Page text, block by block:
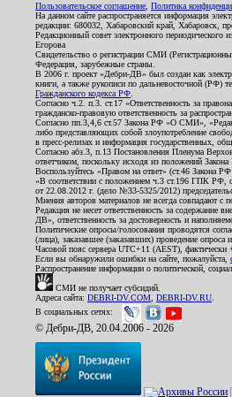
Пользовательское соглашение Политика
На данном сайте распространяется информация
редакции: 680032, Хабаровский край, Хабаровск,
Редакционный совет электронного
Егорова
Свидетельство о регистрации СМИ
Федерация, зарубежные страны.
В 2006 г. проект «Дебри-ДВ» был создан как
книги, а также рукописи по дальневосточной (РФ)
Гражданского кодекса РФ
Согласно ч.2. п.3. ст.17 «Ответственность за
гражданско-правовую ответственность за
Согласно пп.3,4,6 ст.57 Закона РФ «О СМИ»,
либо представляющих собой злоупотребление
в пресс-релизах и информация государственных,
Согласно абз.3, п.13 Постановления Пленума
ответчиком, поскольку исходя из положений
Воспользуйтесь «Правом на ответ» (ст.46 Закона
«В соответствии с положением ч.3 ст.196 ГПК РФ,
от 22.08.2012 г. (дело №33-5325/2012)
Мнения авторов материалов не всегда совпадают с
Редакция не несет ответственность за
ДВ», ответственность за достоверность и
Политические опросы/голосования проводятся
(лица), заказавшее (заказавших) проведение
Часовой пояс сервера UTC+11 (AEST), фактически
Если вы обнаружили ошибки на сайте, пожалуйста,
Распространение информации о политической,
СМИ не получает субсидий.
Адреса сайта: DEBRI-DV.COM DEBRI-DV.RU
В социальных сетях:
© Дебри-ДВ, 20.04.2006 - 2026